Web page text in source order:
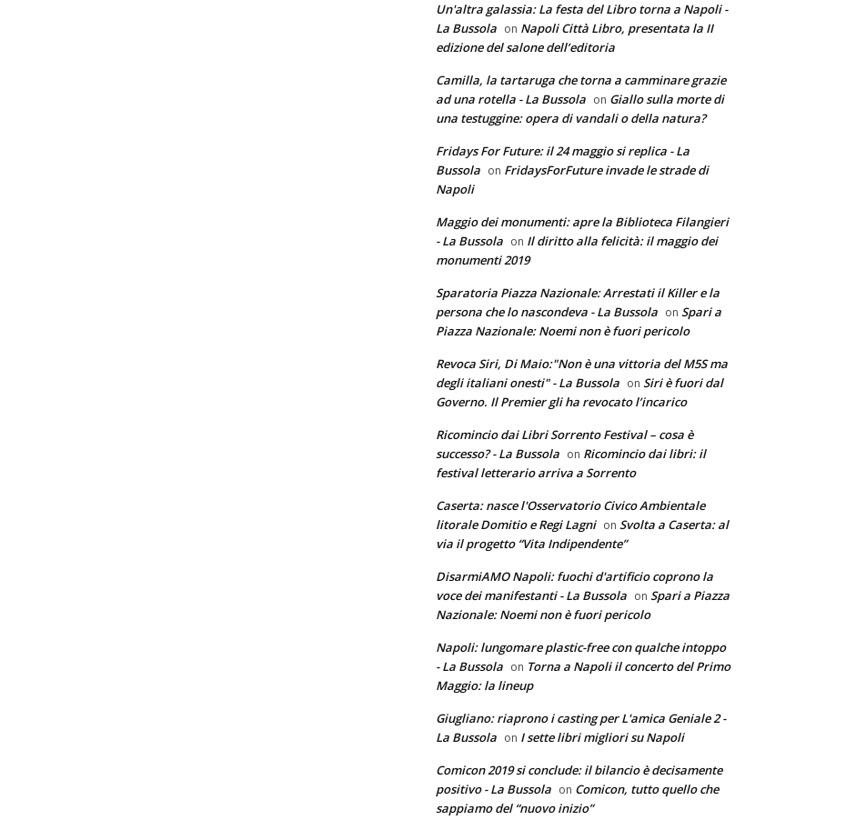
Un'altra galassia: La festa del Libro torna a Napoli -
La Bussola on Napoli Città Libro, presentata la II
edizione del salone dell’editoria
Camilla, la tartaruga che torna a camminare grazie
ad una rotella - La Bussola on Giallo sulla morte di
una testuggine: opera di vandali o della natura?
Fridays For Future: il 24 maggio si replica - La
Bussola on FridaysForFuture invade le strade di
Napoli
Maggio dei monumenti: apre la Biblioteca Filangieri
- La Bussola on Il diritto alla felicità: il maggio dei
monumenti 2019
Sparatoria Piazza Nazionale: Arrestati il Killer e la
persona che lo nascondeva - La Bussola on Spari a
Piazza Nazionale: Noemi non è fuori pericolo
Revoca Siri, Di Maio:"Non è una vittoria del M5S ma
degli italiani onesti" - La Bussola on Siri è fuori dal
Governo. Il Premier gli ha revocato l’incarico
Ricomincio dai Libri Sorrento Festival – cosa è
successo? - La Bussola on Ricomincio dai libri: il
festival letterario arriva a Sorrento
Caserta: nasce l'Osservatorio Civico Ambientale
litorale Domitio e Regi Lagni on Svolta a Caserta: al
via il progetto “Vita Indipendente”
DisarmiAMO Napoli: fuochi d'artificio coprono la
voce dei manifestanti - La Bussola on Spari a Piazza
Nazionale: Noemi non è fuori pericolo
Napoli: lungomare plastic-free con qualche intoppo
- La Bussola on Torna a Napoli il concerto del Primo
Maggio: la lineup
Giugliano: riaprono i casting per L'amica Geniale 2 -
La Bussola on I sette libri migliori su Napoli
Comicon 2019 si conclude: il bilancio è decisamente
positivo - La Bussola on Comicon, tutto quello che
sappiamo del “nuovo inizio”